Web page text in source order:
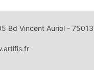
Bd Vincent Auriol - 75013